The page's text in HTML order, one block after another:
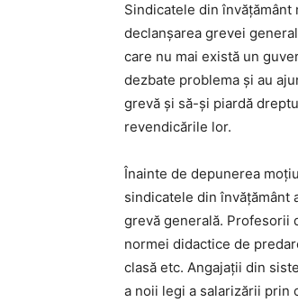
Sindicatele din
declanșarea grevei
care nu mai există un
dezbate problema și au
grevă și să-și piardă
revendicările lor.
Înainte de depunerea
sindicatele din învățământ
grevă generală. Profesorii
normei didactice de
clasă etc. Angajații din
a noii legi a salarizării prin